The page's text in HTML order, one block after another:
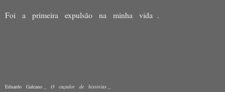
Foi a primeira expulsão na minha vida .
Eduardo Galeano _ O caçador de histórias